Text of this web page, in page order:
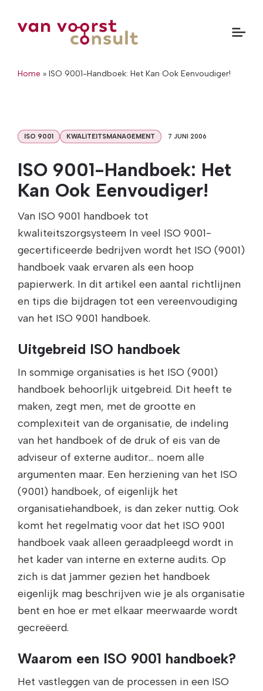
Home » ISO 9001-Handboek: Het Kan Ook Eenvoudiger!
ISO 9001 KWALITEITSMANAGEMENT 7 JUNI 2006
ISO 9001-Handboek: Het
Kan Ook Eenvoudiger!
Van ISO 9001 handboek tot
kwaliteitszorgsysteem In veel ISO 9001-
gecertificeerde bedrijven wordt het ISO (9001)
handboek vaak ervaren als een hoop
papierwerk. In dit artikel een aantal richtlijnen
en tips die bijdragen tot een vereenvoudiging
van het ISO 9001 handboek.
Uitgebreid ISO handboek
In sommige organisaties is het ISO (9001)
handboek behoorlijk uitgebreid. Dit heeft te
maken, zegt men, met de grootte en
complexiteit van de organisatie, de indeling
van het handboek of de druk of eis van de
adviseur of externe auditor… noem alle
argumenten maar. Een herziening van het ISO
(9001) handboek, of eigenlijk het
organisatiehandboek, is dan zeker nuttig. Ook
komt het regelmatig voor dat het ISO 9001
handboek vaak alleen geraadpleegd wordt in
het kader van interne en externe audits. Op
zich is dat jammer gezien het handboek
eigenlijk mag beschrijven wie je als organisatie
bent en hoe er met elkaar meerwaarde wordt
gecreëerd.
Waarom een ISO 9001 handboek?
Het vastleggen van de processen in een ISO